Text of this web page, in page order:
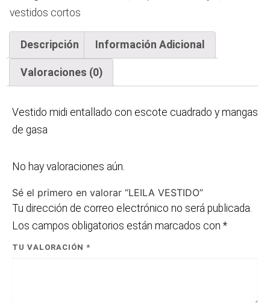
vestidos cortos
Descripción Información Adicional
Valoraciones (0)
Vestido midi entallado con escote cuadrado y mangas
de gasa
No hay valoraciones aún.
Sé el primero en valorar “LEILA VESTIDO”
Tu dirección de correo electrónico no será publicada.
Los campos obligatorios están marcados con *
TU VALORACIÓN *